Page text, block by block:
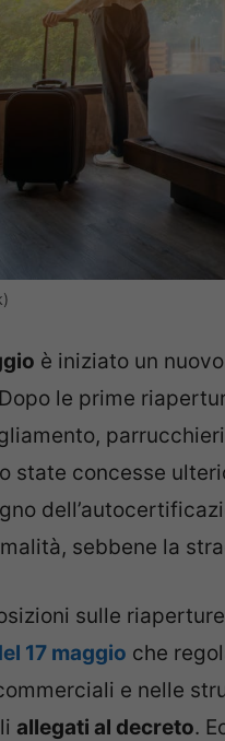
è iniziato un
le prime
state concesse
sebbene la
sulle
17 maggio che
e nelle
allegati al decreto.